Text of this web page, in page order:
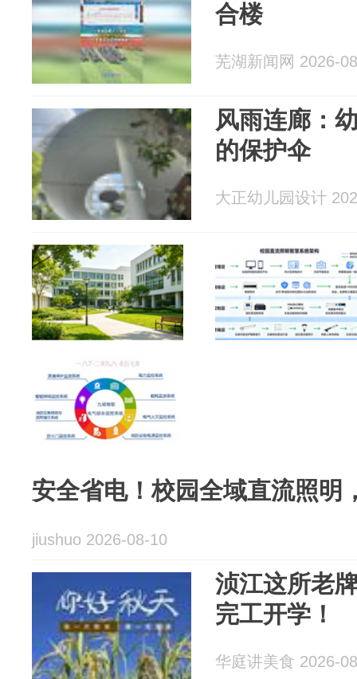
合楼
芜湖新闻网 2026-
风雨连廊：
的保护伞
大正幼儿园设计
安全省电！校园全域直流照明
jiushuo 2026-08-10
浈江这所老
完工开学！
华庭讲美食 2026-